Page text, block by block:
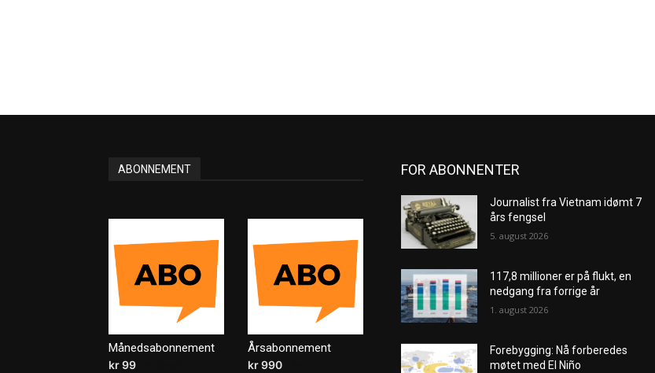
ABONNEMENT
Månedsabonnement
kr99
Årsabonnement
kr990
FOR ABONNENTER
Journalist fra Vietnam idømt 7
års fengsel
5. august 2026
117,8 millioner er på flukt, en
nedgang fra forrige år
1. august 2026
Forebygging: Nå forberedes
møtet med El Niño